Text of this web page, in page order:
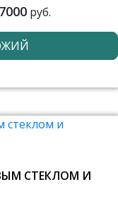
руб.
СТЕКЛОМ И